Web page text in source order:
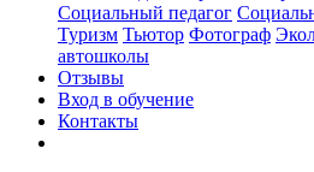
Социальный педагог
Туризм Тьютор Фотограф
автошколы
Отзывы
Вход в обучение
Контакты